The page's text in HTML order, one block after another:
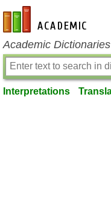
en-academic.com
Academic
Interpretations